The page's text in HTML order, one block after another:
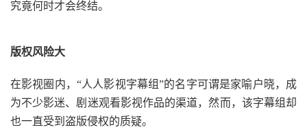
究竟何时才会终结。
版权风险大
在影视圈内，“人人影视字幕组”的名字可谓是家喻户晓，成
为不少影迷、剧迷观看影视作品的渠道，然而，该字幕组却
也一直受到盗版侵权的质疑。